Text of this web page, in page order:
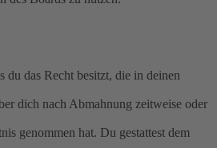
du das Recht besitzt, die in deinen
dich nach Abmahnung zeitweise oder
genommen hat. Du gestattest dem